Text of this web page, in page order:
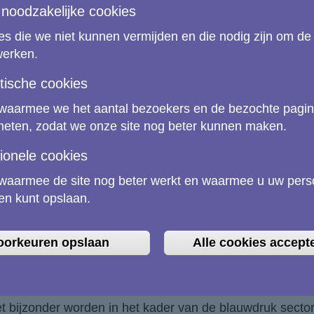
op het gebied van vaardigheden
is
samenwerking met hetEuropees Instituut voor
er aanvullende initiatieven, zoals het Copernicus
voor sectorale samenwerking op
voor sectorale samenwerking op het gebied van
tussen belangrijke belanghebbenden (zoals
zal investeringen bevorderen en een strategischer
aanmoedigen. Het doel is om
op het gebied van vaardigheden en zo de
bijzonder worden in het kader van de blauwdruk
cookies
die we niet kunnen vermijden en die nodig zijn om
cookies
we het aantal bezoekers en de bezochte
zodat we onze site nog beter kunnen maken.
cookies
de site nog beter werkt en waarmee u uw
kunt opslaan.
opslaan Alle cookies